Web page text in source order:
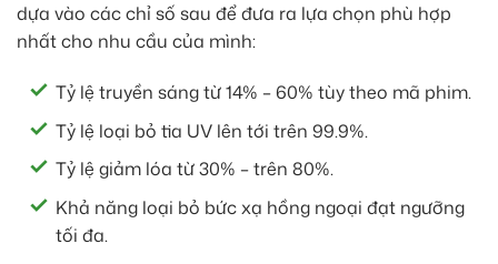
dựa vào các chỉ số sau để đưa ra lựa chọn phù hợp
nhất cho nhu cầu của mình:
Tỷ lệ truyền sáng từ 14% – 60% tùy theo mã phim.
Tỷ lệ loại bỏ tia UV lên tới trên 99.9%.
Tỷ lệ giảm lóa từ 30% – trên 80%.
Khả năng loại bỏ bức xạ hồng ngoại đạt ngưỡng
tối đa.